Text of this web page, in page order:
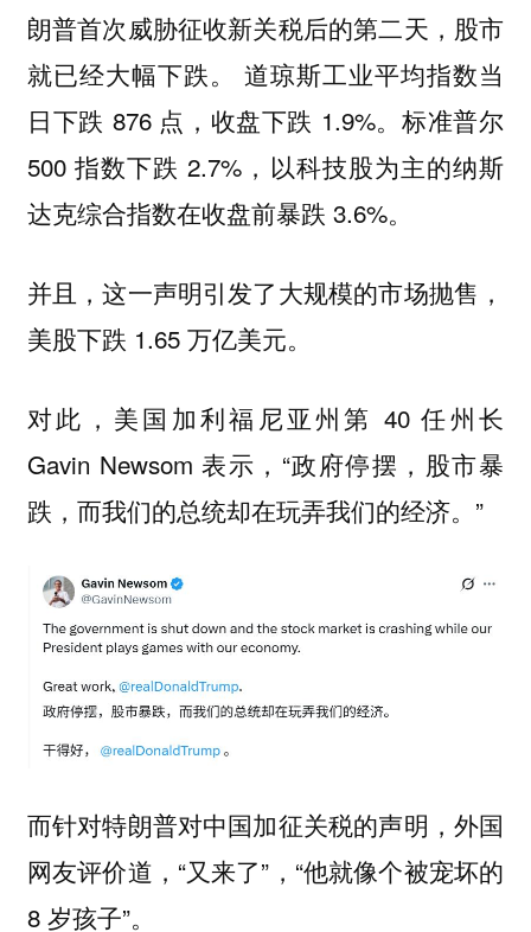
朗普首次威胁征收新关税后的第二天，股市
就已经大幅下跌。 道琼斯工业平均指数当
日下跌 876 点，收盘下跌 1.9%。标准普尔
500 指数下跌 2.7%，以科技股为主的纳斯
达克综合指数在收盘前暴跌 3.6%。
并且，这一声明引发了大规模的市场抛售，
美股下跌 1.65 万亿美元。
对此，美国加利福尼亚州第 40 任州长
Gavin Newsom 表示，“政府停摆，股市暴
跌，而我们的总统却在玩弄我们的经济。”
而针对特朗普对中国加征关税的声明，外国
网友评价道，“又来了”，“他就像个被宠坏的
8 岁孩子”。